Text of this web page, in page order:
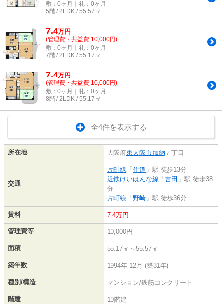
敷：0ヶ月｜礼：0ヶ月
5階 / 2LDK / 55.57㎡
7.4万円
(管理費・共益費 10,000円)
敷：0ヶ月｜礼：0ヶ月
7階 / 2LDK / 55.17㎡
7.4万円
(管理費・共益費 10,000円)
敷：0ヶ月｜礼：0ヶ月
8階 / 2LDK / 55.17㎡
全4件を表示する
所在地 大阪府東大阪市加納 ７丁目
交通
片町線 「 住道 」駅 徒歩13分
近鉄けいはんな線 「 吉田 」駅 徒歩38
分
片町線 「 野崎 」駅 徒歩36分
賃料 7.4万円
管理費等 10,000円
面積 55.17㎡～55.57㎡
築年数 1994年 12月 (築31年)
種別/構造 マンション/鉄筋コンクリート
階建 10階建